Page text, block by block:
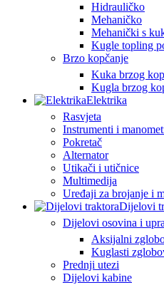
Hidrauličko
Mehaničko
Mehanički s
Kugle topling
Brzo kopčanje
Kuka brzog
Kugla brzog
Elektrika
Rasvjeta
Instrumenti i
Pokretač
Alternator
Utikači i utičnice
Multimedija
Uređaji za brojanje i
Dijelovi
Dijelovi osovina i
Aksijalni
Kuglasti
Prednji utezi
Dijelovi kabine